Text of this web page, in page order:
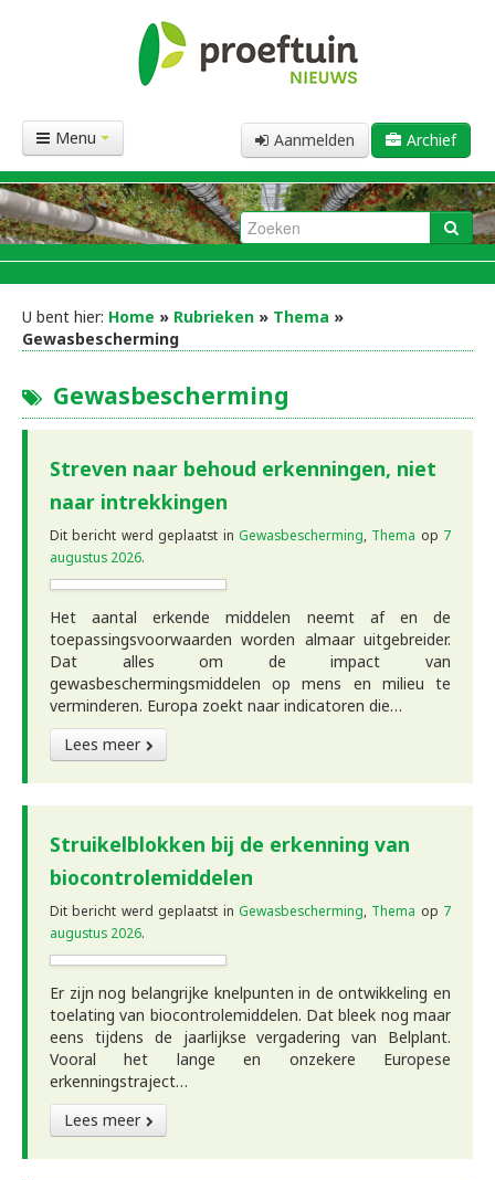
Aanmelden Archief
Menu
U bent hier: Home » Rubrieken » Thema »
Gewasbescherming
Gewasbescherming
Streven naar behoud erkenningen, niet
naar intrekkingen
Dit bericht werd geplaatst in Gewasbescherming, Thema op 7
augustus 2026.
Het aantal erkende middelen neemt af en de
toepassingsvoorwaarden worden almaar uitgebreider.
Dat alles om de impact van
gewasbeschermingsmiddelen op mens en milieu te
verminderen. Europa zoekt naar indicatoren die…
Lees meer
Struikelblokken bij de erkenning van
biocontrolemiddelen
Dit bericht werd geplaatst in Gewasbescherming, Thema op 7
augustus 2026.
Er zijn nog belangrijke knelpunten in de ontwikkeling en
toelating van biocontrolemiddelen. Dat bleek nog maar
eens tijdens de jaarlijkse vergadering van Belplant.
Vooral het lange en onzekere Europese
erkenningstraject…
Lees meer